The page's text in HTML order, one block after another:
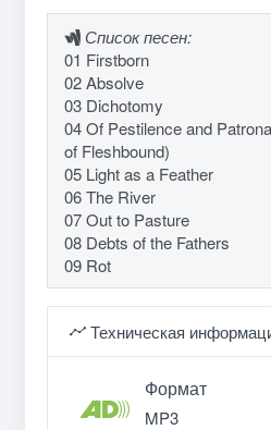
Список песен:
01 Firstborn
02 Absolve
03 Dichotomy
04 Of Pestilence and
of Fleshbound)
05 Light as a Feather
06 The River
07 Out to Pasture
08 Debts of the Fathers
09 Rot
Техническая
Формат
MP3